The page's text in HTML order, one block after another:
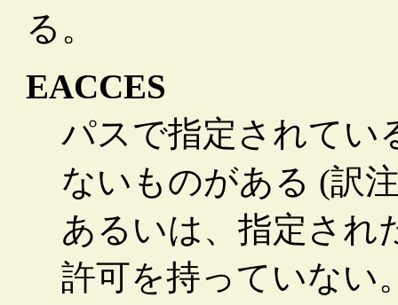
る。
EACCES
パスで指定されてい
ないものがある (訳
あるいは、指定され
許可を持っていない